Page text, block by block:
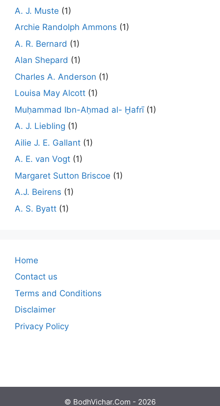
A. J. Muste (1)
Archie Randolph Ammons (1)
A. R. Bernard (1)
Alan Shepard (1)
Charles A. Anderson (1)
Louisa May Alcott (1)
Muḥammad Ibn-Aḥmad al- Ḫafrī(1)
A. J. Liebling (1)
Ailie J. E. Gallant (1)
A. E. van Vogt (1)
Margaret Sutton Briscoe (1)
A.J. Beirens (1)
A. S. Byatt (1)
Home
Contact us
Terms and Conditions
Disclaimer
Privacy Policy
© BodhVichar.Com - 2026